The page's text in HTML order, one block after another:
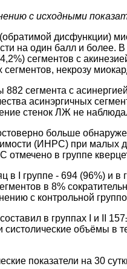
с исходными
дисфункции)
на один балл и более.
сегментов с
сегментов, некрозу
сегмента с
асинэргичных
стенок ЛЖ не
больше
(ИНРС) при малых
в группе
в I группе - 694 (96%) и
в 8%
с контрольной
в группах I и II
систолические объёмы
показатели на 30